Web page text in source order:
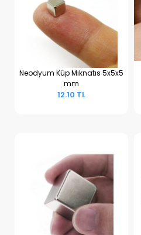
Sepete Ekle
Neodyum Küp Mıknatıs 5x5x5
mm
12.10 TL